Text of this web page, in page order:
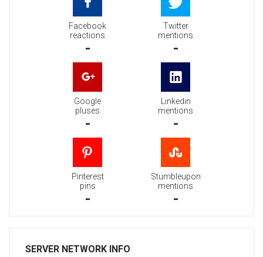
Facebook
reactions
-
Twitter
mentions
-
Google
pluses
-
Linkedin
mentions
-
Pinterest
pins
-
Stumbleupon
mentions
-
SERVER NETWORK INFO